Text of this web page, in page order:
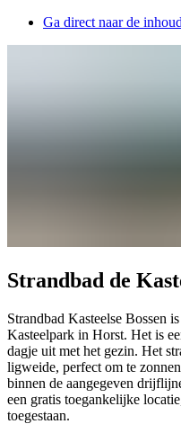
Ga direct naar de inhoud
Strandbad de
Strandbad Kasteelse Bossen
Kasteelpark in Horst. Het is
dagje uit met het gezin. Het
ligweide, perfect om te
binnen de aangegeven
een gratis toegankelijke
toegestaan.